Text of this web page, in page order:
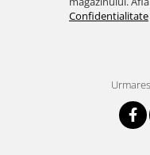
Confidentialitate